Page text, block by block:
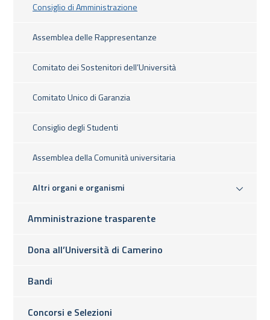
Consiglio di Amministrazione
Assemblea delle Rappresentanze
Comitato dei Sostenitori dell’Università
Comitato Unico di Garanzia
Consiglio degli Studenti
Assemblea della Comunità universitaria
Altri organi e organismi
Amministrazione trasparente
Dona all’Università di Camerino
Bandi
Concorsi e Selezioni